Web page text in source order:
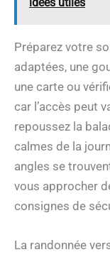
Préparez votre
adaptées, une
une carte ou
car l’accès peut
repoussez la
calmes de la
angles se
vous approcher
consignes de
La randonnée